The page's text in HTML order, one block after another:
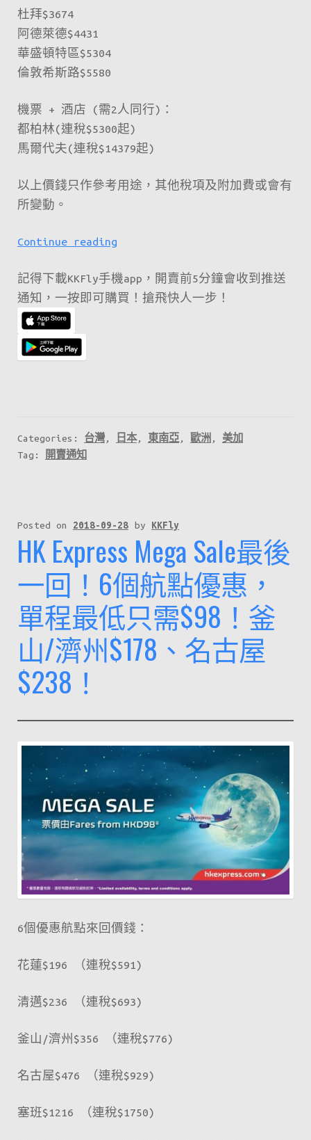
杜拜$3674
阿德萊德$4431
華盛頓特區$5304
倫敦希斯路$5580
機票 + 酒店 (需2人同行)：
都柏林(連稅$5300起)
馬爾代夫(連稅$14379起)
以上價錢只作參考用途，其他稅項及附加費或會有
所變動。
Continue reading新
期
fanfares
記
二
早
上
點
去
官
～
記得下載KKFly手機app，開賣前5分鐘會收到推送
通知，一按即可購買！搶飛快人一步！
Categories: 台灣, 日本, 東南亞 , 歐洲 , 美加
Tag:
開賣通知
Posted on 2018-09-28 by KKFly
HK Express Mega Sale最後
一回！6個航點優惠，
單程最低只需$98！釜
山/濟州$178、名古屋
$238！
6個優惠航點來回價錢：
花蓮$196 （連稅$591)
清邁$236 （連稅$693)
釜山/濟州$356 （連稅$776)
名古屋$476 （連稅$929)
塞班$1216 （連稅$1750)